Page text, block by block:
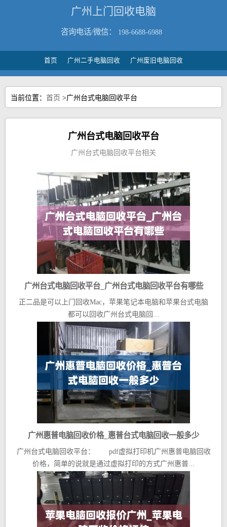
广州上门回收电脑
咨询电话/微信： 198-6688-6988
首页 广州二手电脑回收 广州废旧电脑回收
当前位置： 首页 >广州台式电脑回收平台
广州台式电脑回收平台
广州台式电脑回收平台相关
广州台式电脑回收平台_广州台式电脑回收平台有哪些
正二品是可以上门回收Mac，苹果笔记本电脑和苹果台式电脑
都可以回收广州台式电脑回...
广州惠普电脑回收价格_惠普台式电脑回收一般多少
广州台式电脑回收平台： pdf虚拟打印机广州惠普电脑回收
价格，简单的说就是通过虚拟打印的方式广州惠普...